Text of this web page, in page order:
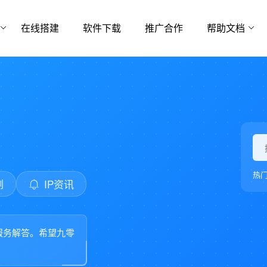
在线搭建 软件下载 推广合作 帮助文档
IP资讯
解答。希望九零
热